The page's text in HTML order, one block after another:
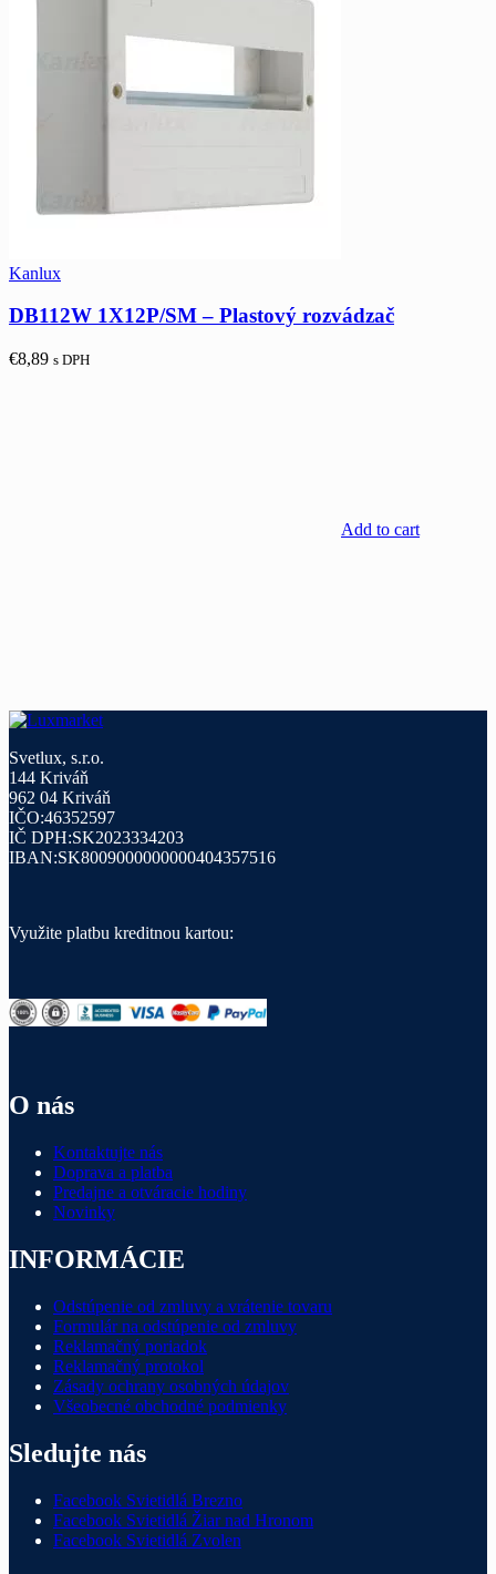
Kanlux
DB112W 1X12P/SM – Plastový rozvádzač
€8,89 s DPH
Add to cart
Svetlux, s.r.o.
144 Kriváň
962 04 Kriváň
IČO:46352597
IČ DPH:SK2023334203
IBAN:SK8009000000000404357516
Využite platbu kreditnou kartou:
O nás
Kontaktujte nás
Doprava a platba
Predajne a otváracie hodiny
Novinky
INFORMÁCIE
Odstúpenie od zmluvy a vrátenie tovaru
Formulár na odstúpenie od zmluvy
Reklamačný poriadok
Reklamačný protokol
Zásady ochrany osobných údajov
Všeobecné obchodné podmienky
Sledujte nás
Facebook Svietidlá Brezno
Facebook Svietidlá Žiar nad Hronom
Facebook Svietidlá Zvolen